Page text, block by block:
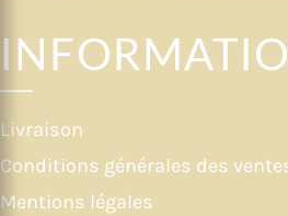
Livraison
Conditions générales des
Mentions légales